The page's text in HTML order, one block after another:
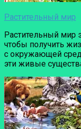
Растительный мир
Растительный мир
чтобы получить
с окружающей
эти живые